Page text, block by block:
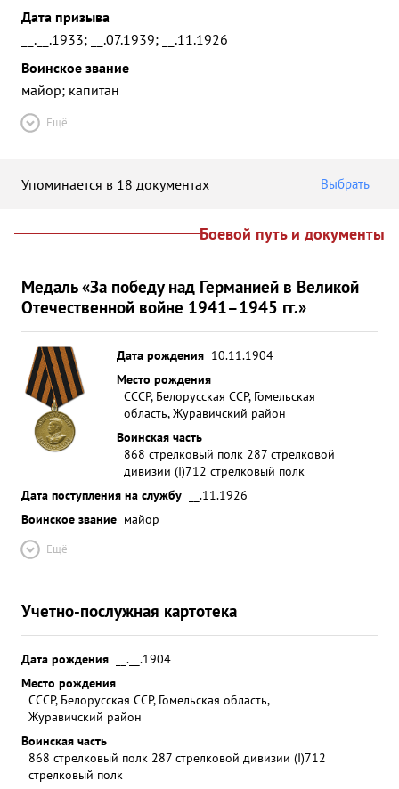
Дата призыва
__.__.1933; __.07.1939; __.11.1926
Воинское звание
майор; капитан
Ещё
Упоминается в 18 документах Выбрать
Боевой путь и документы
Медаль «За победу над Германией в Великой
Отечественной войне 1941–1945 гг.»
Дата рождения 10.11.1904
Место рождения
СССР, Белорусская ССР, Гомельская
область, Журавичский район
Воинская часть
868 стрелковый полк 287 стрелковой
дивизии (I)712 стрелковый полк
Дата поступления на службу
__.11.1926
Воинское звание майор
Ещё
Учетно-послужная картотека
Дата рождения
__.__.1904
Место рождения
СССР, Белорусская ССР, Гомельская область,
Журавичский район
Воинская часть
868 стрелковый полк 287 стрелковой дивизии (I)712
стрелковый полк